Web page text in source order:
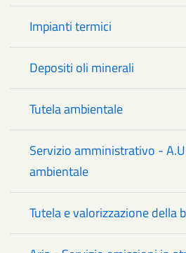
Impianti termici
Depositi oli minerali
Tutela ambientale
Servizio amministrativo -
ambientale
Tutela e valorizzazione della